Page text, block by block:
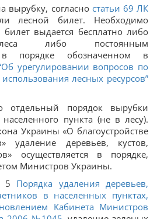
вырубку, согласно статьи 69 ЛК
лесной билет. Необходимо
выдается бесплатно либо
леса либо постоянным
в порядке обозначенном в
урегулировании вопросов по
лесных ресурсов”
отдельный порядок вырубки
пункта (не в лесу).
Украины «О благоустройстве
удаление деревьев, кустов,
осуществляется в порядке,
Министров Украины.
5 Порядка удаления деревьев,
в населенных пунктах,
Кабинета Министров